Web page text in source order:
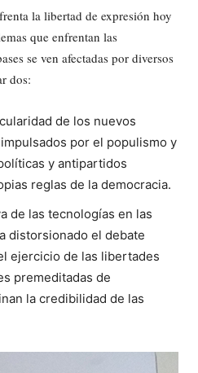
la libertad de expresión hoy
que enfrentan las
se ven afectadas por diversos
dos:
de los nuevos
por el populismo y
y antipartidos
reglas de la democracia.
de las tecnologías en las
distorsionado el debate
ejercicio de las libertades
premeditadas de
la credibilidad de las